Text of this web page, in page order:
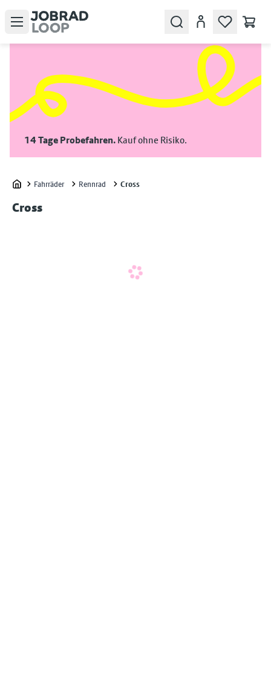
Open menu SearchKonto
14 Tage Probefahren.Kauf ohne Risiko.
Fahrräder Rennrad Cross
Cross